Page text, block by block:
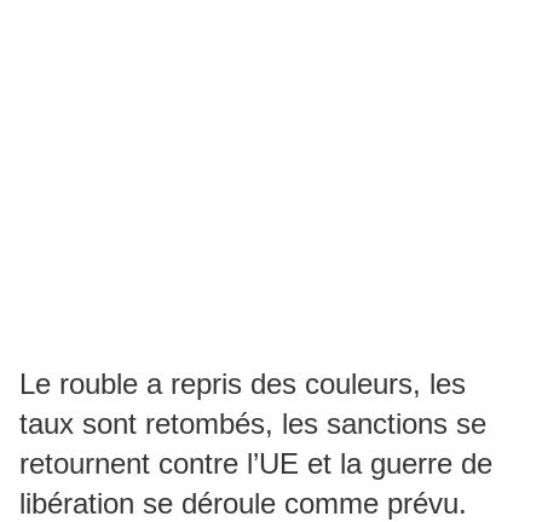
Le rouble a repris des couleurs, les
taux sont retombés, les sanctions se
retournent contre l’UE et la guerre de
libération se déroule comme prévu.